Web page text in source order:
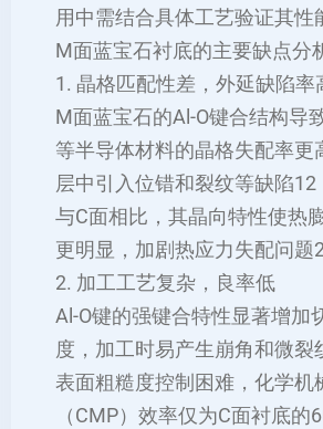
用中需结合具体工艺验证其性
M面蓝宝石衬底的主要缺点分
1. ‌晶格匹配性差，外延缺陷率
M面蓝宝石的Al-O键合结构导
等半导体材料的晶格失配率更
层中引入位错和裂纹等缺陷‌12
与C面相比，其晶向特性使热
更明显，加剧热应力失配问题‌
2. ‌加工工艺复杂，良率低‌
Al-O键的强键合特性显著增加
度，加工时易产生崩角和微裂
表面粗糙度控制困难，化学机
（CMP）效率仅为C面衬底的